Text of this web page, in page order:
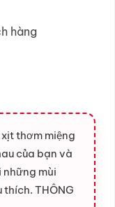
hàng
thơm miệng
của bạn và
mùi
THÔNG